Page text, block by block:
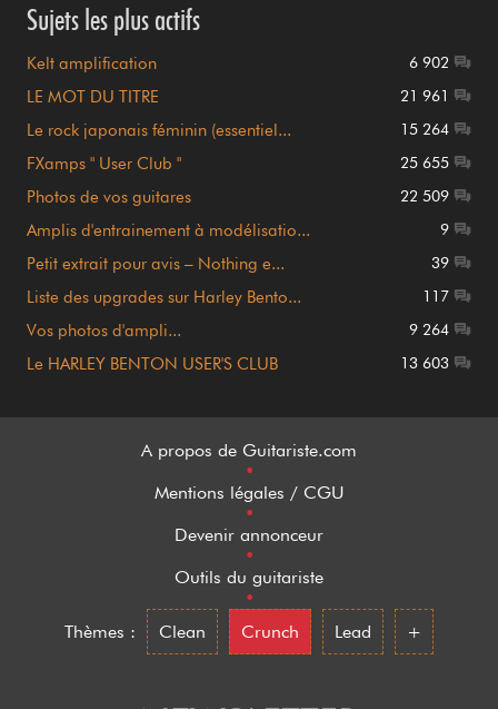
Sujets les plus actifs
Kelt amplification 6 902
LE MOT DU TITRE 21 961
Le rock japonais féminin (essentiel... 15 264
FXamps " User Club " 25 655
Photos de vos guitares 22 509
Amplis d'entrainement à modélisatio... 9
Petit extrait pour avis – Nothing e... 39
Liste des upgrades sur Harley Bento... 117
Vos photos d'ampli... 9 264
Le HARLEY BENTON USER'S CLUB 13 603
A propos de Guitariste.com
•
Mentions légales / CGU
•
Devenir annonceur
•
Outils du guitariste
•
Thèmes :
Clean Crunch Lead +